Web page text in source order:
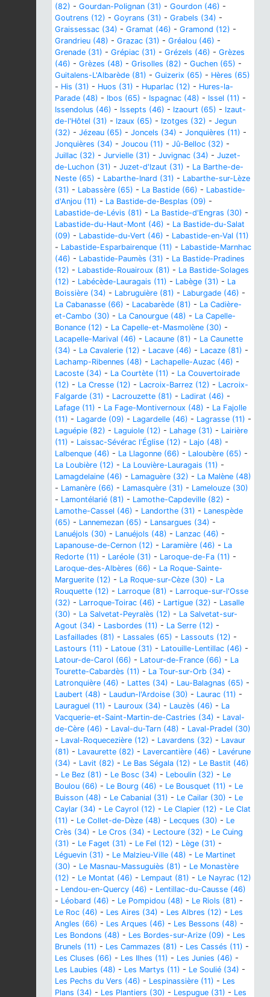
(82) - Gourdan-Polignan (31) - Gourdon (46) -
Goutrens (12) - Goyrans (31) - Grabels (34) -
Graissessac (34) - Gramat (46) - Gramond (12) -
Grandrieu (48) - Grazac (31) - Gréalou (46) -
Grenade (31) - Grépiac (31) - Grézels (46) - Grèzes
(46) - Grèzes (48) - Grisolles (82) - Guchen (65) -
Guitalens-L'Albarède (81) - Guizerix (65) - Hères (65)
- His (31) - Huos (31) - Huparlac (12) - Hures-la-
Parade (48) - Ibos (65) - Ispagnac (48) - Issel (11) -
Issendolus (46) - Issepts (46) - Izaourt (65) - Izaut-
de-l'Hôtel (31) - Izaux (65) - Izotges (32) - Jegun
(32) - Jézeau (65) - Joncels (34) - Jonquières (11) -
Jonquières (34) - Joucou (11) - Jû-Belloc (32) -
Juillac (32) - Jurvielle (31) - Juvignac (34) - Juzet-
de-Luchon (31) - Juzet-d'Izaut (31) - La Barthe-de-
Neste (65) - Labarthe-Inard (31) - Labarthe-sur-Lèze
(31) - Labassère (65) - La Bastide (66) - Labastide-
d'Anjou (11) - La Bastide-de-Besplas (09) -
Labastide-de-Lévis (81) - La Bastide-d'Engras (30) -
Labastide-du-Haut-Mont (46) - La Bastide-du-Salat
(09) - Labastide-du-Vert (46) - Labastide-en-Val (11)
- Labastide-Esparbairenque (11) - Labastide-Marnhac
(46) - Labastide-Paumès (31) - La Bastide-Pradines
(12) - Labastide-Rouairoux (81) - La Bastide-Solages
(12) - Labécède-Lauragais (11) - Labège (31) - La
Boissière (34) - Labruguière (81) - Laburgade (46) -
La Cabanasse (66) - Lacabarède (81) - La Cadière-
et-Cambo (30) - La Canourgue (48) - La Capelle-
Bonance (12) - La Capelle-et-Masmolène (30) -
Lacapelle-Marival (46) - Lacaune (81) - La Caunette
(34) - La Cavalerie (12) - Lacave (46) - Lacaze (81) -
Lachamp-Ribennes (48) - Lachapelle-Auzac (46) -
Lacoste (34) - La Courtète (11) - La Couvertoirade
(12) - La Cresse (12) - Lacroix-Barrez (12) - Lacroix-
Falgarde (31) - Lacrouzette (81) - Ladirat (46) -
Lafage (11) - La Fage-Montivernoux (48) - La Fajolle
(11) - Lagarde (09) - Lagardelle (46) - Lagrasse (11) -
Laguépie (82) - Laguiole (12) - Lahage (31) - Lairière
(11) - Laissac-Sévérac l'Église (12) - Lajo (48) -
Lalbenque (46) - La Llagonne (66) - Laloubère (65) -
La Loubière (12) - La Louvière-Lauragais (11) -
Lamagdelaine (46) - Lamaguère (32) - La Malène (48)
- Lamanère (66) - Lamasquère (31) - Lamelouze (30)
- Lamontélarié (81) - Lamothe-Capdeville (82) -
Lamothe-Cassel (46) - Landorthe (31) - Lanespède
(65) - Lannemezan (65) - Lansargues (34) -
Lanuéjols (30) - Lanuéjols (48) - Lanzac (46) -
Lapanouse-de-Cernon (12) - Laramière (46) - La
Redorte (11) - Laréole (31) - Laroque-de-Fa (11) -
Laroque-des-Albères (66) - La Roque-Sainte-
Marguerite (12) - La Roque-sur-Cèze (30) - La
Rouquette (12) - Larroque (81) - Larroque-sur-l'Osse
(32) - Larroque-Toirac (46) - Lartigue (32) - Lasalle
(30) - La Salvetat-Peyralès (12) - La Salvetat-sur-
Agout (34) - Lasbordes (11) - La Serre (12) -
Lasfaillades (81) - Lassales (65) - Lassouts (12) -
Lastours (11) - Latoue (31) - Latouille-Lentillac (46) -
Latour-de-Carol (66) - Latour-de-France (66) - La
Tourette-Cabardès (11) - La Tour-sur-Orb (34) -
Latronquière (46) - Lattes (34) - Lau-Balagnas (65) -
Laubert (48) - Laudun-l'Ardoise (30) - Laurac (11) -
Lauraguel (11) - Lauroux (34) - Lauzès (46) - La
Vacquerie-et-Saint-Martin-de-Castries (34) - Laval-
de-Cère (46) - Laval-du-Tarn (48) - Laval-Pradel (30)
- Laval-Roquecezière (12) - Lavardens (32) - Lavaur
(81) - Lavaurette (82) - Lavercantière (46) - Lavérune
(34) - Lavit (82) - Le Bas Ségala (12) - Le Bastit (46)
- Le Bez (81) - Le Bosc (34) - Leboulin (32) - Le
Boulou (66) - Le Bourg (46) - Le Bousquet (11) - Le
Buisson (48) - Le Cabanial (31) - Le Cailar (30) - Le
Caylar (34) - Le Cayrol (12) - Le Clapier (12) - Le Clat
(11) - Le Collet-de-Dèze (48) - Lecques (30) - Le
Crès (34) - Le Cros (34) - Lectoure (32) - Le Cuing
(31) - Le Faget (31) - Le Fel (12) - Lège (31) -
Léguevin (31) - Le Malzieu-Ville (48) - Le Martinet
(30) - Le Masnau-Massuguiès (81) - Le Monastère
(12) - Le Montat (46) - Lempaut (81) - Le Nayrac (12)
- Lendou-en-Quercy (46) - Lentillac-du-Causse (46)
- Léobard (46) - Le Pompidou (48) - Le Riols (81) -
Le Roc (46) - Les Aires (34) - Les Albres (12) - Les
Angles (66) - Les Arques (46) - Les Bessons (48) -
Les Bondons (48) - Les Bordes-sur-Arize (09) - Les
Brunels (11) - Les Cammazes (81) - Les Cassés (11) -
Les Cluses (66) - Les Ilhes (11) - Les Junies (46) -
Les Laubies (48) - Les Martys (11) - Le Soulié (34) -
Les Pechs du Vers (46) - Lespinassière (11) - Les
Plans (34) - Les Plantiers (30) - Lespugue (31) - Les